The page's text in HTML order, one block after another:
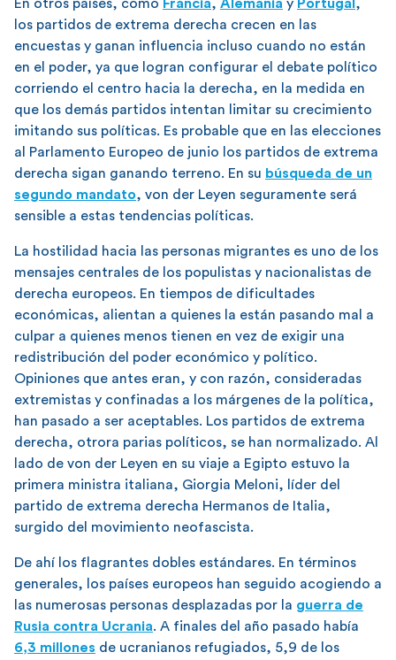
En otros países, como Francia, Alemania y Portugal ,
los partidos de extrema derecha crecen en las
encuestas y ganan influencia incluso cuando no están
en el poder, ya que logran configurar el debate político
corriendo el centro hacia la derecha, en la medida en
que los demás partidos intentan limitar su crecimiento
imitando sus políticas. Es probable que en las elecciones
al Parlamento Europeo de junio los partidos de extrema
derecha sigan ganando terreno. En su búsqueda de un
segundo mandato, von der Leyen seguramente será
sensible a estas tendencias políticas.
La hostilidad hacia las personas migrantes es uno de los
mensajes centrales de los populistas y nacionalistas de
derecha europeos. En tiempos de dificultades
económicas, alientan a quienes la están pasando mal a
culpar a quienes menos tienen en vez de exigir una
redistribución del poder económico y político.
Opiniones que antes eran, y con razón, consideradas
extremistas y confinadas a los márgenes de la política,
han pasado a ser aceptables. Los partidos de extrema
derecha, otrora parias políticos, se han normalizado. Al
lado de von der Leyen en su viaje a Egipto estuvo la
primera ministra italiana, Giorgia Meloni, líder del
partido de extrema derecha Hermanos de Italia,
surgido del movimiento neofascista.
De ahí los flagrantes dobles estándares. En términos
generales, los países europeos han seguido acogiendo a
las numerosas personas desplazadas por la guerra de
Rusia contra Ucrania. A finales del año pasado había
6,3 millones de ucranianos refugiados, 5,9 de los